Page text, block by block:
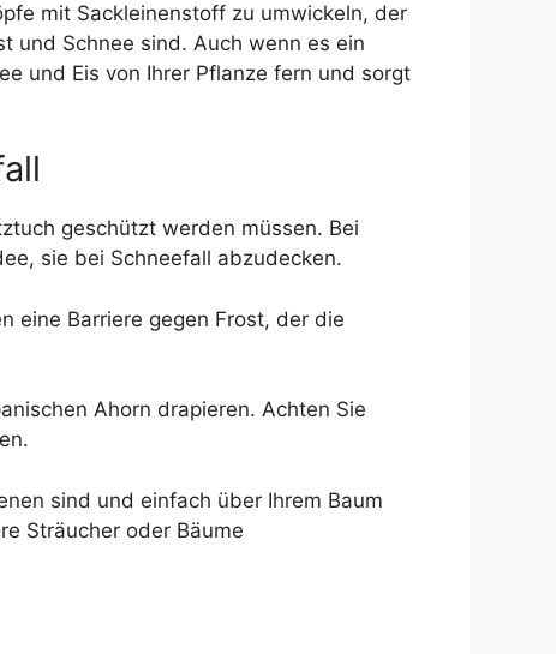
mit Sackleinenstoff zu umwickeln, der
und Schnee sind. Auch wenn es ein
und Eis von Ihrer Pflanze fern und sorgt
geschützt werden müssen. Bei
sie bei Schneefall abzudecken.
eine Barriere gegen Frost, der die
Ahorn drapieren. Achten Sie
sind und einfach über Ihrem Baum
Sträucher oder Bäume